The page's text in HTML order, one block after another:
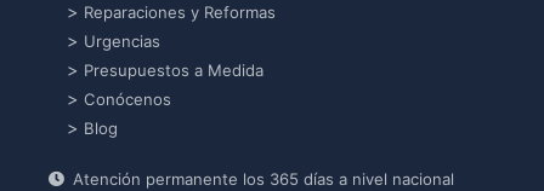
Reparaciones y Reformas
Urgencias
Presupuestos a Medida
Conócenos
Blog
Atención permanente los 365 días a nivel nacional